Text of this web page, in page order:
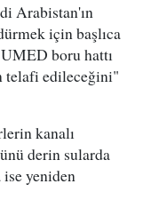
Arabistan'ın
için başlıca
boru hattı
telafi edileceğini"
kanalı
derin sularda
ise yeniden